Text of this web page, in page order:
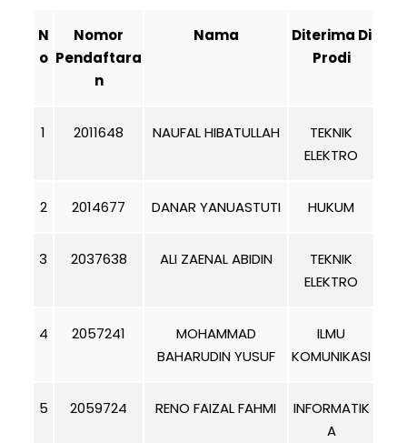
N
o
Nomor
Pendaftara
n
Nama
Diterima Di
Prodi
1 2011648 NAUFAL HIBATULLAH
TEKNIK
ELEKTRO
2 2014677 DANAR YANUASTUTI HUKUM
3 2037638 ALI ZAENAL ABIDIN
TEKNIK
ELEKTRO
4 2057241
MOHAMMAD
BAHARUDIN YUSUF
ILMU
KOMUNIKASI
5 2059724 RENO FAIZAL FAHMI
INFORMATIK
A